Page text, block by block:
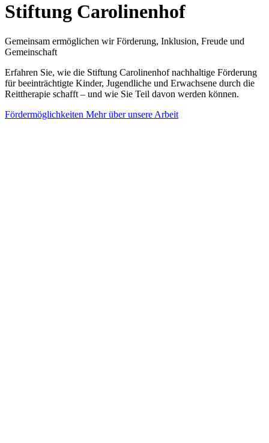
Stiftung Carolinenhof
Gemeinsam ermöglichen wir Förderung, Inklusion, Freude und
Gemeinschaft
Erfahren Sie, wie die Stiftung Carolinenhof nachhaltige Förderung
für beeinträchtigte Kinder, Jugendliche und Erwachsene durch die
Reittherapie schafft – und wie Sie Teil davon werden können.
Fördermöglichkeiten Mehr über unsere Arbeit